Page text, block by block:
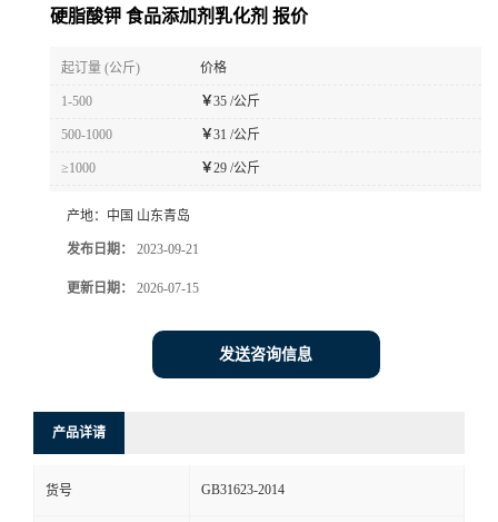
硬脂酸钾 食品添加剂乳化剂 报价
起订量 (公斤) 价格
1-500 ￥35 /公斤
500-1000 ￥31 /公斤
≥1000 ￥29 /公斤
产地： 中国 山东青岛
发布日期： 2023-09-21
更新日期： 2026-07-15
发送咨询信息
产品详请
货号 GB31623-2014